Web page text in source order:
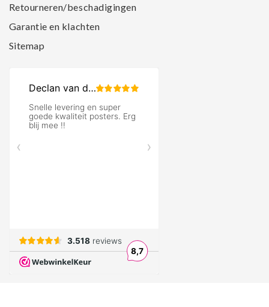
Retourneren/beschadigingen
Garantie en klachten
Sitemap